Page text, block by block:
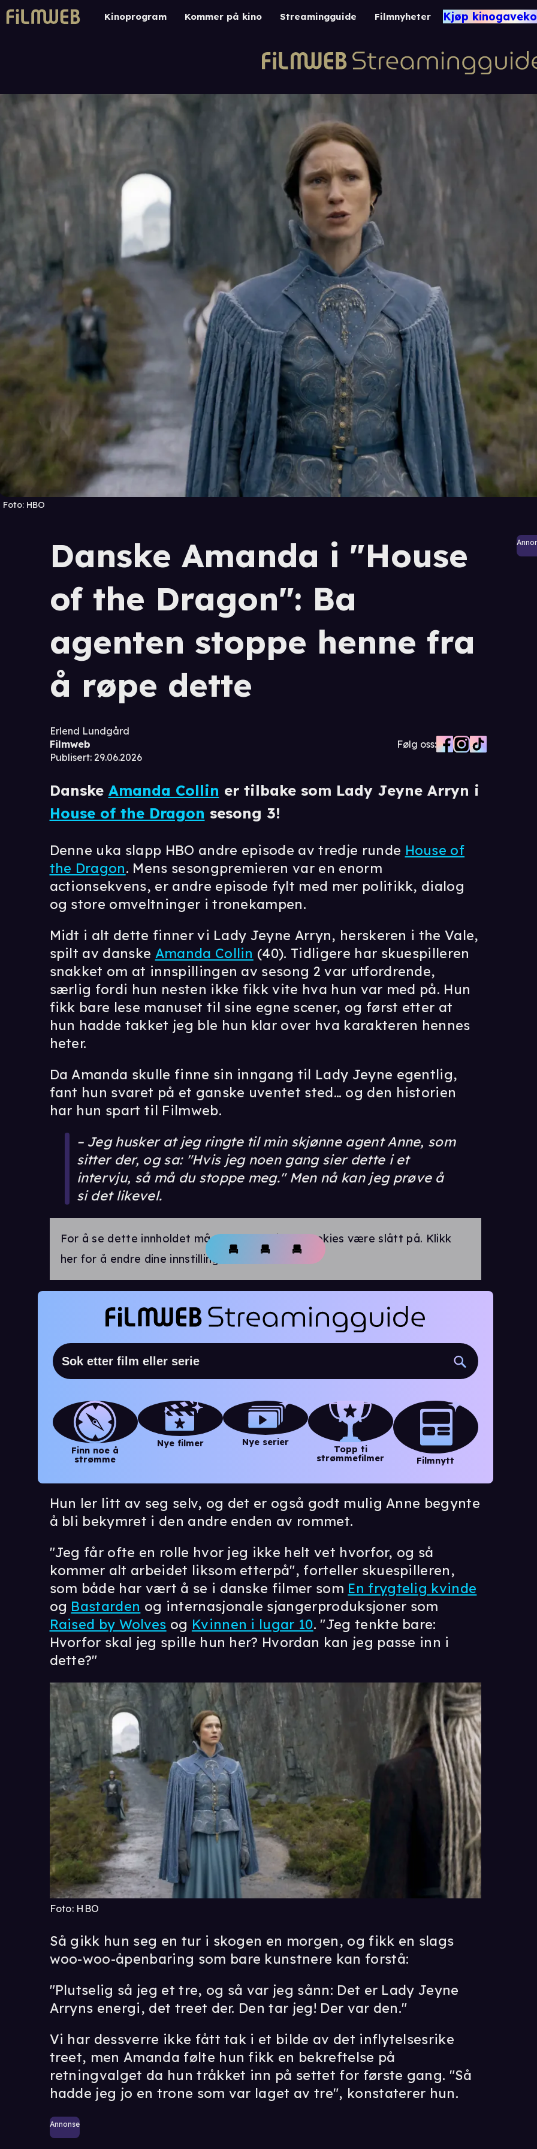
Kinoprogram Kommer på kino Streamingguide Filmnyheter Kjøp
Foto: HBO
Danske Amanda i "House
of the Dragon": Ba
agenten stoppe henne fra
å røpe dette
Erlend Lundgård
Filmweb
Publisert: 29.06.2026
Følg oss:
Danske Amanda Collin er tilbake som Lady Jeyne Arryn i
House of the Dragon sesong 3!
Denne uka slapp HBO andre episode av tredje runde House of
the Dragon. Mens sesongpremieren var en enorm
actionsekvens, er andre episode fylt med mer politikk, dialog
og store omveltninger i tronekampen.
Midt i alt dette finner vi Lady Jeyne Arryn, herskeren i the Vale,
spilt av danske Amanda Collin (40). Tidligere har skuespilleren
snakket om at innspillingen av sesong 2 var utfordrende,
særlig fordi hun nesten ikke fikk vite hva hun var med på. Hun
fikk bare lese manuset til sine egne scener, og først etter at
hun hadde takket jeg ble hun klar over hva karakteren hennes
heter.
Da Amanda skulle finne sin inngang til Lady Jeyne egentlig,
fant hun svaret på et ganske uventet sted… og den historien
har hun spart til Filmweb.
– Jeg husker at jeg ringte til min skjønne agent Anne, som
sitter der, og sa: "Hvis jeg noen gang sier dette i et
intervju, så må du stoppe meg." Men nå kan jeg prøve å
si det likevel.
For å se dette innholdet må markedsførings-cookies være slått på. Klikk
her for å endre dine innstillinger.
Finn noe å
strømme
Nye filmer Nye serier
Topp ti
strømmefilmer
Filmnytt
Hun ler litt av seg selv, og det er også godt mulig Anne begynte
å bli bekymret i den andre enden av rommet.
"Jeg får ofte en rolle hvor jeg ikke helt vet hvorfor, og så
kommer alt arbeidet liksom etterpå", forteller skuespilleren,
som både har vært å se i danske filmer som En frygtelig kvinde
og Bastarden og internasjonale sjangerproduksjoner som
Raised by Wolves og Kvinnen i lugar 10. "Jeg tenkte bare:
Hvorfor skal jeg spille hun her? Hvordan kan jeg passe inn i
dette?"
Foto: HBO
Så gikk hun seg en tur i skogen en morgen, og fikk en slags
woo-woo-åpenbaring som bare kunstnere kan forstå:
"Plutselig så jeg et tre, og så var jeg sånn: Det er Lady Jeyne
Arryns energi, det treet der. Den tar jeg! Der var den."
Vi har dessverre ikke fått tak i et bilde av det inflytelsesrike
treet, men Amanda følte hun fikk en bekreftelse på
retningvalget da hun tråkket inn på settet for første gang. "Så
hadde jeg jo en trone som var laget av tre", konstaterer hun.
Annonse